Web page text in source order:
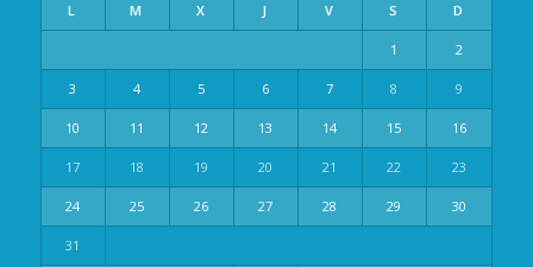
L M X J V S D
1 2
3 4 5 6 7 8 9
10 11 12 13 14 15 16
17 18 19 20 21 22 23
24 25 26 27 28 29 30
31